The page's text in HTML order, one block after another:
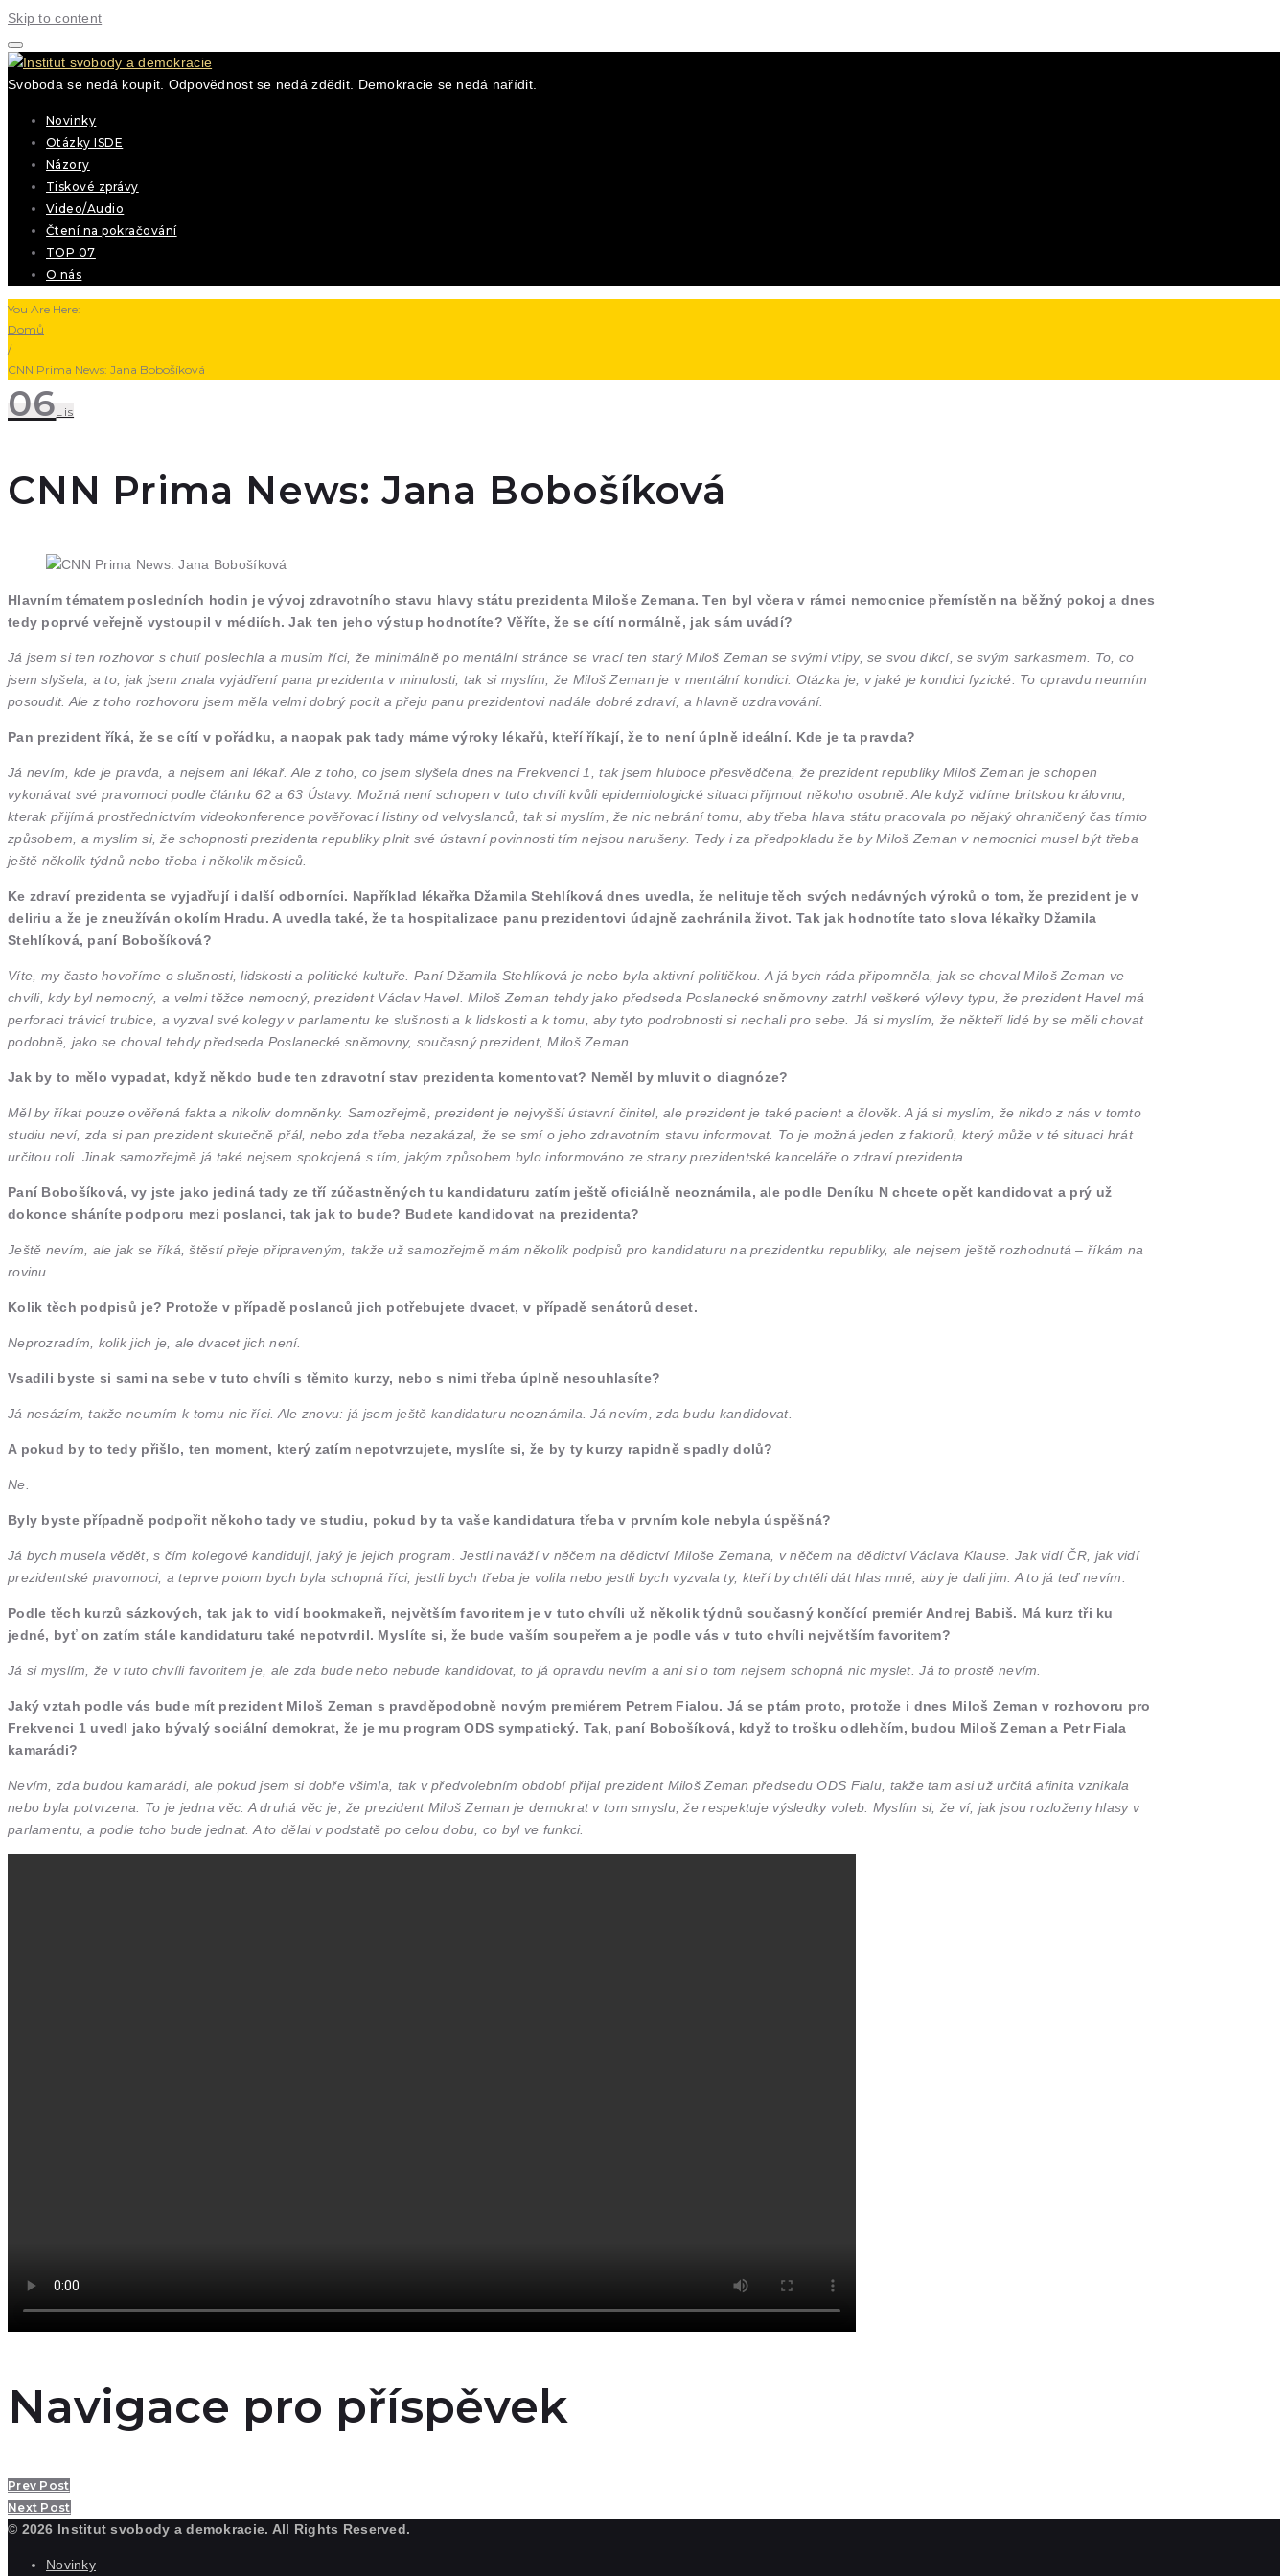
Skip to content
Svoboda se nedá koupit. Odpovědnost se nedá zdědit. Demokracie se nedá nařídit.
Novinky
Otázky ISDE
Názory
Tiskové zprávy
Video/Audio
Čtení na pokračování
TOP 07
O nás
You Are Here:
Domů
/
CNN Prima News: Jana Bobošíková
06Lis
CNN Prima News: Jana Bobošíková
Hlavním tématem posledních hodin je vývoj zdravotního stavu hlavy státu prezidenta Miloše Zemana. Ten byl včera v rámci nemocnice přemístěn na běžný pokoj a dnes
tedy poprvé veřejně vystoupil v médiích. Jak ten jeho výstup hodnotíte? Věříte, že se cítí normálně, jak sám uvádí?
Já jsem si ten rozhovor s chutí poslechla a musím říci, že minimálně po mentální stránce se vrací ten starý Miloš Zeman se svými vtipy, se svou dikcí, se svým sarkasmem. To, co
jsem slyšela, a to, jak jsem znala vyjádření pana prezidenta v minulosti, tak si myslím, že Miloš Zeman je v mentální kondici. Otázka je, v jaké je kondici fyzické. To opravdu neumím
posoudit. Ale z toho rozhovoru jsem měla velmi dobrý pocit a přeju panu prezidentovi nadále dobré zdraví, a hlavně uzdravování.
Pan prezident říká, že se cítí v pořádku, a naopak pak tady máme výroky lékařů, kteří říkají, že to není úplně ideální. Kde je ta pravda?
Já nevím, kde je pravda, a nejsem ani lékař. Ale z toho, co jsem slyšela dnes na Frekvenci 1, tak jsem hluboce přesvědčena, že prezident republiky Miloš Zeman je schopen
vykonávat své pravomoci podle článku 62 a 63 Ústavy. Možná není schopen v tuto chvíli kvůli epidemiologické situaci přijmout někoho osobně. Ale když vidíme britskou královnu,
kterak přijímá prostřednictvím videokonference pověřovací listiny od velvyslanců, tak si myslím, že nic nebrání tomu, aby třeba hlava státu pracovala po nějaký ohraničený čas tímto
způsobem, a myslím si, že schopnosti prezidenta republiky plnit své ústavní povinnosti tím nejsou narušeny. Tedy i za předpokladu že by Miloš Zeman v nemocnici musel být třeba
ještě několik týdnů nebo třeba i několik měsíců.
Ke zdraví prezidenta se vyjadřují i další odborníci. Například lékařka Džamila Stehlíková dnes uvedla, že nelituje těch svých nedávných výroků o tom, že prezident je v
deliriu a že je zneužíván okolím Hradu. A uvedla také, že ta hospitalizace panu prezidentovi údajně zachránila život. Tak jak hodnotíte tato slova lékařky Džamila
Stehlíková, paní Bobošíková?
Víte, my často hovoříme o slušnosti, lidskosti a politické kultuře. Paní Džamila Stehlíková je nebo byla aktivní političkou. A já bych ráda připomněla, jak se choval Miloš Zeman ve
chvíli, kdy byl nemocný, a velmi těžce nemocný, prezident Václav Havel. Miloš Zeman tehdy jako předseda Poslanecké sněmovny zatrhl veškeré výlevy typu, že prezident Havel má
perforaci trávicí trubice, a vyzval své kolegy v parlamentu ke slušnosti a k lidskosti a k tomu, aby tyto podrobnosti si nechali pro sebe. Já si myslím, že někteří lidé by se měli chovat
podobně, jako se choval tehdy předseda Poslanecké sněmovny, současný prezident, Miloš Zeman.
Jak by to mělo vypadat, když někdo bude ten zdravotní stav prezidenta komentovat? Neměl by mluvit o diagnóze?
Měl by říkat pouze ověřená fakta a nikoliv domněnky. Samozřejmě, prezident je nejvyšší ústavní činitel, ale prezident je také pacient a člověk. A já si myslím, že nikdo z nás v tomto
studiu neví, zda si pan prezident skutečně přál, nebo zda třeba nezakázal, že se smí o jeho zdravotním stavu informovat. To je možná jeden z faktorů, který může v té situaci hrát
určitou roli. Jinak samozřejmě já také nejsem spokojená s tím, jakým způsobem bylo informováno ze strany prezidentské kanceláře o zdraví prezidenta.
Paní Bobošíková, vy jste jako jediná tady ze tří zúčastněných tu kandidaturu zatím ještě oficiálně neoznámila, ale podle Deníku N chcete opět kandidovat a prý už
dokonce sháníte podporu mezi poslanci, tak jak to bude? Budete kandidovat na prezidenta?
Ještě nevím, ale jak se říká, štěstí přeje připraveným, takže už samozřejmě mám několik podpisů pro kandidaturu na prezidentku republiky, ale nejsem ještě rozhodnutá – říkám na
rovinu.
Kolik těch podpisů je? Protože v případě poslanců jich potřebujete dvacet, v případě senátorů deset.
Neprozradím, kolik jich je, ale dvacet jich není.
Vsadili byste si sami na sebe v tuto chvíli s těmito kurzy, nebo s nimi třeba úplně nesouhlasíte?
Já nesázím, takže neumím k tomu nic říci. Ale znovu: já jsem ještě kandidaturu neoznámila. Já nevím, zda budu kandidovat.
A pokud by to tedy přišlo, ten moment, který zatím nepotvrzujete, myslíte si, že by ty kurzy rapidně spadly dolů?
Ne.
Byly byste případně podpořit někoho tady ve studiu, pokud by ta vaše kandidatura třeba v prvním kole nebyla úspěšná?
Já bych musela vědět, s čím kolegové kandidují, jaký je jejich program. Jestli naváží v něčem na dědictví Miloše Zemana, v něčem na dědictví Václava Klause. Jak vidí ČR, jak vidí
prezidentské pravomoci, a teprve potom bych byla schopná říci, jestli bych třeba je volila nebo jestli bych vyzvala ty, kteří by chtěli dát hlas mně, aby je dali jim. A to já teď nevím.
Podle těch kurzů sázkových, tak jak to vidí bookmakeři, největším favoritem je v tuto chvíli už několik týdnů současný končící premiér Andrej Babiš. Má kurz tři ku
jedné, byť on zatím stále kandidaturu také nepotvrdil. Myslíte si, že bude vaším soupeřem a je podle vás v tuto chvíli největším favoritem?
Já si myslím, že v tuto chvíli favoritem je, ale zda bude nebo nebude kandidovat, to já opravdu nevím a ani si o tom nejsem schopná nic myslet. Já to prostě nevím.
Jaký vztah podle vás bude mít prezident Miloš Zeman s pravděpodobně novým premiérem Petrem Fialou. Já se ptám proto, protože i dnes Miloš Zeman v rozhovoru pro
Frekvenci 1 uvedl jako bývalý sociální demokrat, že je mu program ODS sympatický. Tak, paní Bobošíková, když to trošku odlehčím, budou Miloš Zeman a Petr Fiala
kamarádi?
Nevím, zda budou kamarádi, ale pokud jsem si dobře všimla, tak v předvolebním období přijal prezident Miloš Zeman předsedu ODS Fialu, takže tam asi už určitá afinita vznikala
nebo byla potvrzena. To je jedna věc. A druhá věc je, že prezident Miloš Zeman je demokrat v tom smyslu, že respektuje výsledky voleb. Myslím si, že ví, jak jsou rozloženy hlasy v
parlamentu, a podle toho bude jednat. A to dělal v podstatě po celou dobu, co byl ve funkci.
Navigace pro příspěvek
Prev Post
Next Post
© 2026 Institut svobody a demokracie. All Rights Reserved.
Novinky